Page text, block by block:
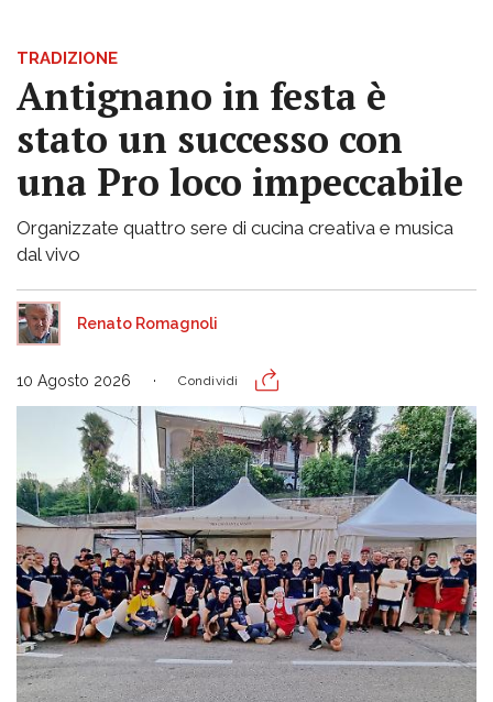
TRADIZIONE
Antignano in festa è
stato un successo con
una Pro loco impeccabile
Organizzate quattro sere di cucina creativa e musica
dal vivo
Renato Romagnoli
10 Agosto 2026 Condividi